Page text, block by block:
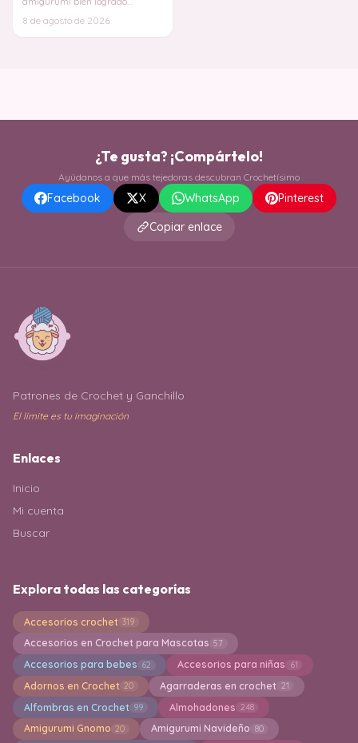
estabilidad y simetr
8 de agosto de 2026
¿Te gusta? ¡Compártelo!
Ayúdanos a que más tejedoras descubran Crochetísimo
Facebook X WhatsApp
Pinterest
Copiar enlace
Patrones de Crochet y Ganchillo
El límite es tu imaginación
Enlaces
Inicio
Mi cuenta
Buscar
Explora todas las categorías
Accesorios crochet 319
Accesorios en Crochet para Mascotas 57
Accesorios para bebes 62 Accesorios para niñas 61
Adornos en Crochet 20 Agarraderas en crochet 21
Alfombras en Crochet 99 Almohadones 248
Amigurumi Gnomo 20 Amigurumi Navideño 80